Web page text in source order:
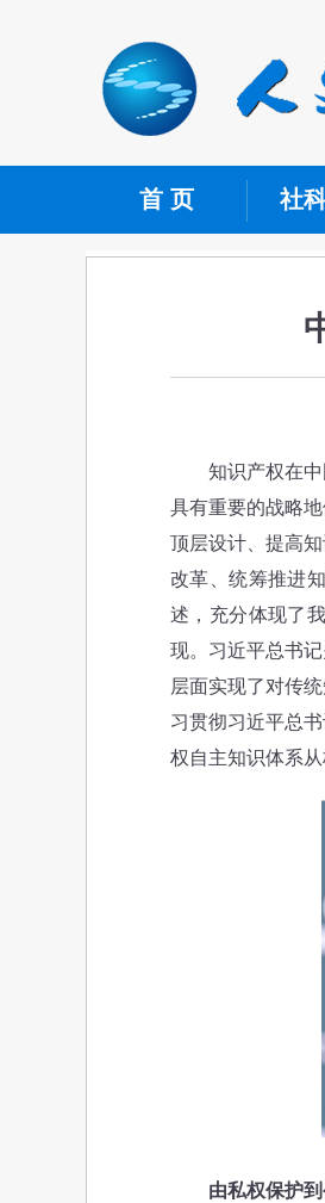
首 页 社
知识产权在中国
具有重要的战略
顶层设计、提高
改革、统筹推进
述，充分体现了
现。习近平总书
层面实现了对传
习贯彻习近平总
权自主知识体系从
由私权保护